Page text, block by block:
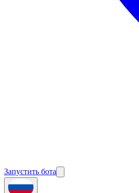
Запустить бота